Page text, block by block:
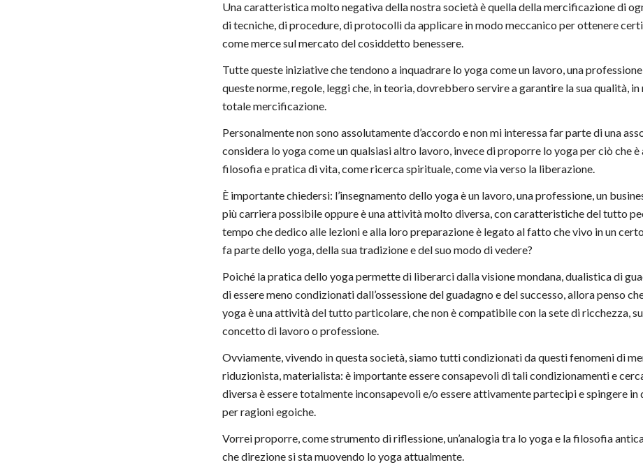
Una caratteristica molto negativa della nostra società è quella della mercificazione di
di tecniche, di procedure, di protocolli da applicare in modo meccanico per ottenere
come merce sul mercato del cosiddetto benessere.
Tutte queste iniziative che tendono a inquadrare lo yoga come un lavoro, una
queste norme, regole, leggi che, in teoria, dovrebbero servire a garantire la sua qualità,
totale mercificazione.
Personalmente non sono assolutamente d’accordo e non mi interessa far parte di una
considera lo yoga come un qualsiasi altro lavoro, invece di proporre lo yoga per ciò che
filosofia e pratica di vita, come ricerca spirituale, come via verso la liberazione.
È importante chiedersi: l’insegnamento dello yoga è un lavoro, una professione, un
più carriera possibile oppure è una attività molto diversa, con caratteristiche del tutto
tempo che dedico alle lezioni e alla loro preparazione è legato al fatto che vivo in un
fa parte dello yoga, della sua tradizione e del suo modo di vedere?
Poiché la pratica dello yoga permette di liberarci dalla visione mondana, dualistica di
di essere meno condizionati dall’ossessione del guadagno e del successo, allora penso
yoga è una attività del tutto particolare, che non è compatibile con la sete di ricchezza,
concetto di lavoro o professione.
Ovviamente, vivendo in questa società, siamo tutti condizionati da questi fenomeni di
riduzionista, materialista: è importante essere consapevoli di tali condizionamenti e
diversa è essere totalmente inconsapevoli e/o essere attivamente partecipi e spingere
per ragioni egoiche.
Vorrei proporre, come strumento di riflessione, un’analogia tra lo yoga e la filosofia
che direzione si sta muovendo lo yoga attualmente.